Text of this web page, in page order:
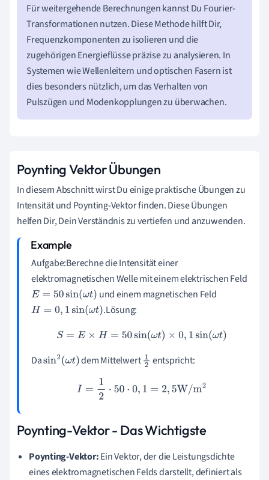
Für weitergehende Berechnungen kannst Du Fourier-
Transformationen nutzen. Diese Methode hilft Dir,
Frequenzkomponenten zu isolieren und die
zugehörigen Energieflüsse präzise zu analysieren. In
Systemen wie Wellenleitern und optischen Fasern ist
dies besonders nützlich, um das Verhalten von
Pulszügen und Modenkopplungen zu überwachen.
Poynting Vektor Übungen
In diesem Abschnitt wirst Du einige praktische Übungen zu
Intensität und Poynting-Vektor finden. Diese Übungen
helfen Dir, Dein Verständnis zu vertiefen und anzuwenden.
Aufgabe:Berechne die Intensität einer
elektromagnetischen Welle mit einem elektrischen Feld
E= 50 sin(ωt)
und einem magnetischen Feld
H= 0,1 sin (ωt)
.Lösung:
S= E×H=50sin(ωt)×0, 1sin(ωt)
Dasin2(ωt) dem Mittelwert1 entspricht:
I= 1 2⋅50⋅ 0, 1= 2,5 W m2
Poynting-Vektor - Das Wichtigste
Poynting-Vektor:Ein Vektor, der die Leistungsdichte
eines elektromagnetischen Felds darstellt, definiert als